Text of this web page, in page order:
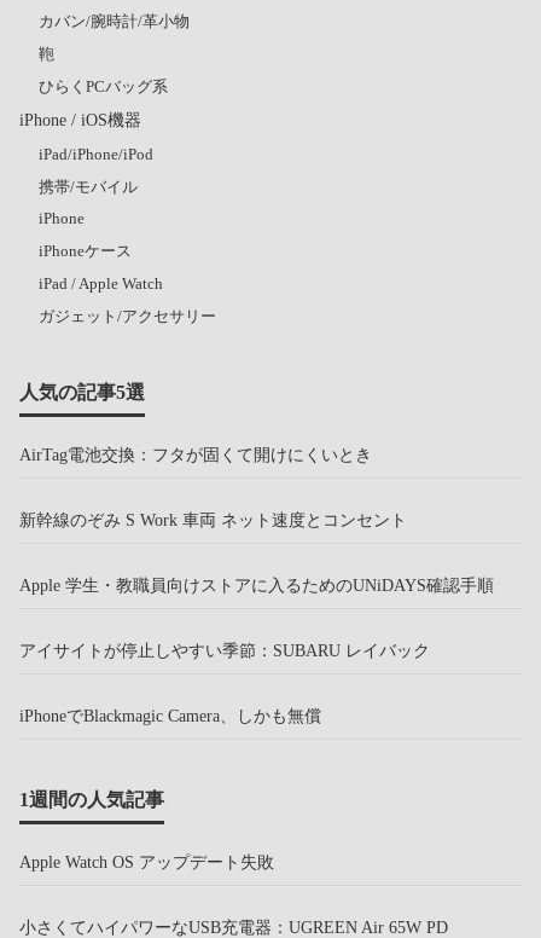
カバン/腕時計/革小物
鞄
ひらくPCバッグ系
iPhone / iOS機器
iPad/iPhone/iPod
携帯/モバイル
iPhone
iPhoneケース
iPad / Apple Watch
ガジェット/アクセサリー
人気の記事5選
AirTag電池交換：フタが固くて開けにくいとき
新幹線のぞみ S Work 車両 ネット速度とコンセント
Apple 学生・教職員向けストアに入るためのUNiDAYS確認手順
アイサイトが停止しやすい季節：SUBARU レイバック
iPhoneでBlackmagic Camera、しかも無償
1週間の人気記事
Apple Watch OS アップデート失敗
小さくてハイパワーなUSB充電器：UGREEN Air 65W PD